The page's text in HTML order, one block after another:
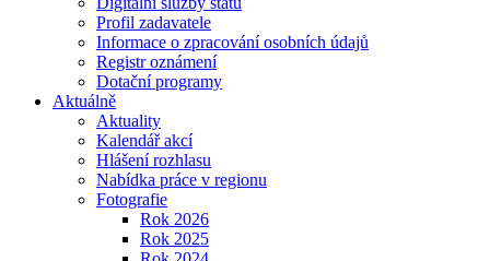
Profil zadavatele
Informace o zpracování osobních údajů
Registr oznámení
Dotační programy
Aktuálně
Aktuality
Kalendář akcí
Hlášení rozhlasu
Nabídka práce v regionu
Fotografie
Rok 2026
Rok 2025